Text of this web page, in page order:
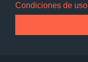
Condiciones de uso